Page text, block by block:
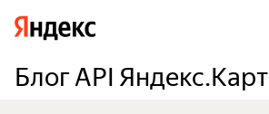
Блог API Яндекс.Карт